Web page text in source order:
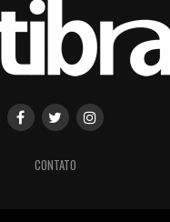
CONTATO